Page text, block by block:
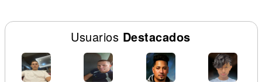
Usuarios Destacados